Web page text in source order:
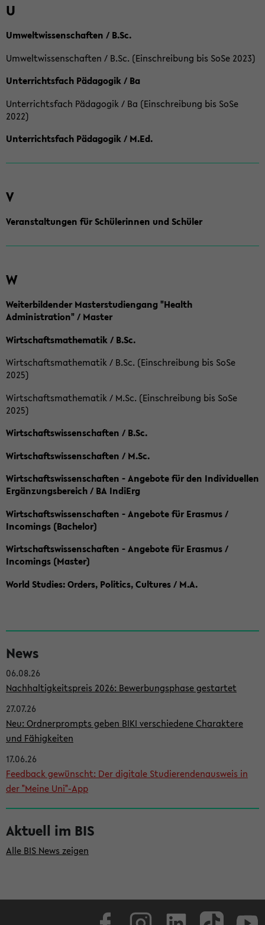
U
Umweltwissenschaften / B.Sc.
Umweltwissenschaften / B.Sc. (Einschreibung bis SoSe 2023)
Unterrichtsfach Pädagogik / Ba
Unterrichtsfach Pädagogik / Ba (Einschreibung bis SoSe
2022)
Unterrichtsfach Pädagogik / M.Ed.
V
Veranstaltungen für Schülerinnen und Schüler
W
Weiterbildender Masterstudiengang "Health
Administration" / Master
Wirtschaftsmathematik / B.Sc.
Wirtschaftsmathematik / B.Sc. (Einschreibung bis SoSe
2025)
Wirtschaftsmathematik / M.Sc. (Einschreibung bis SoSe
2025)
Wirtschaftswissenschaften / B.Sc.
Wirtschaftswissenschaften / M.Sc.
Wirtschaftswissenschaften - Angebote für den Individuellen
Ergänzungsbereich / BA IndiErg
Wirtschaftswissenschaften - Angebote für Erasmus /
Incomings (Bachelor)
Wirtschaftswissenschaften - Angebote für Erasmus /
Incomings (Master)
World Studies: Orders, Politics, Cultures / M.A.
e
i
t
e
n
l
e
i
s
t
e
News
06.08.26
Nachhaltigkeitspreis 2026: Bewerbungsphase gestartet
27.07.26
Neu: Ordnerprompts geben BIKI verschiedene Charaktere
und Fähigkeiten
17.06.26
Feedback gewünscht: Der digitale Studierendenausweis in
der "Meine Uni"-App
Aktuell im BIS
Alle BIS News zeigen